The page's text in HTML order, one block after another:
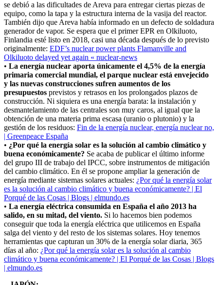
se debió a las dificultades de Areva para entregar ciertas piezas de
equipo, como la tapa y la estructura interna de la vasija del reactor.
También dijo que Areva había informado en un defecto de soldadura
generador de vapor. Se espera que el primer EPR en Olkiluoto,
Finlandia esté listo en 2018, casi una década después de lo previsto
originalmente: EDF’s nuclear power plants Flamanville and
Olkiluoto delayed yet again « nuclear-news
• La energía nuclear aporta únicamente el 4,5% de la energía
primaria comercial mundial, el parque nuclear está envejecido
y las nuevas construcciones sufren aumentos de los
presupuestos previstos y retrasos en los prolongados plazos de
construcción. Ni siquiera es una energía barata: la instalación y
desmantelamiento de las centrales son muy caros, al igual que la
obtención de una materia prima escasa (uranio o plutonio) y la
gestión de los residuos: Fin de la energía nuclear, energía nuclear no,
| Greenpeace España
• ¿Por qué la energía solar es la solución al cambio climático y
buena económicamente? Se acaba de publicar el último informe
del grupo III de trabajo del IPCC, sobre instrumentos de mitigación
del cambio climático. En él se propone ampliar la generación de
energía mediante sistemas solares actuales: ¿Por qué la energía solar
es la solución al cambio climático y buena económicamente? | El
Porqué de las Cosas | Blogs | elmundo.es
• La energía eléctrica consumida en España el año 2013 ha
salido, en su mitad, del viento. Si lo hacemos bien podemos
conseguir que toda la energía eléctrica que utilicemos en España
salga del viento y del resto de los sistemas solares. Hoy tenemos
herramientas que capturan un 30% de la energía solar diaria, 365
días al año: ¿Por qué la energía solar es la solución al cambio
climático y buena económicamente? | El Porqué de las Cosas | Blogs
| elmundo.es